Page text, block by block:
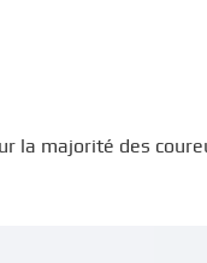
la majorité des